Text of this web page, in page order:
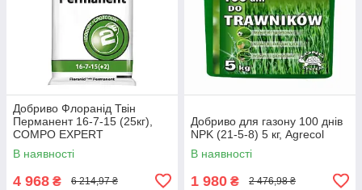
Добриво Флоранід Твін
Перманент 16-7-15 (25кг),
COMPO EXPERT
В наявності
4 968 ₴ 6 214,97 ₴
Добриво для газону 100 днів
NPK (21-5-8) 5 кг, Agrecol
В наявності
1 980 ₴ 2 476,98 ₴